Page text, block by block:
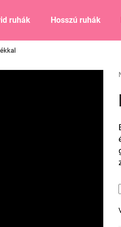
ruhák Hosszú ruhák